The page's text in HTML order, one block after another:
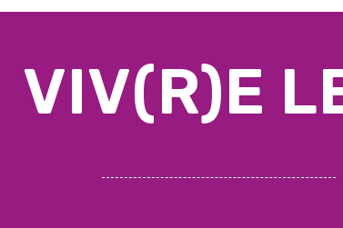
VIV(R)E